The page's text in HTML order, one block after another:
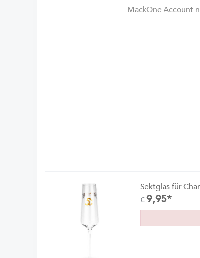
Sektglas für
€9,95*